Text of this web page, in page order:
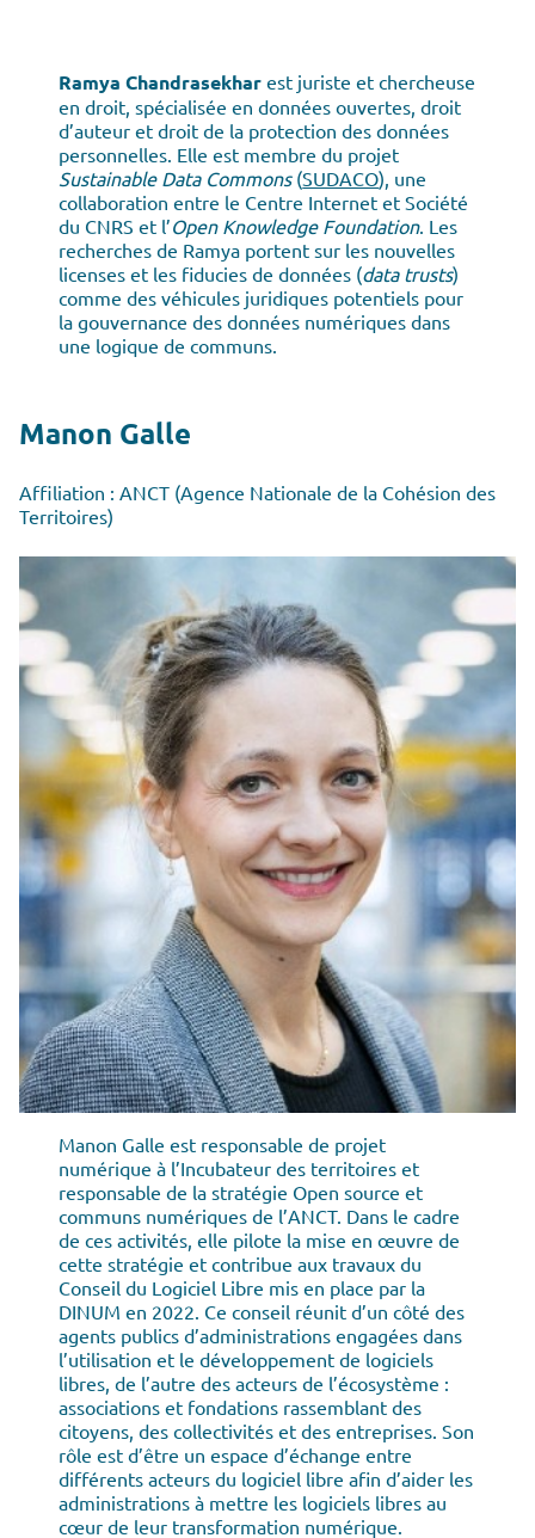
Ramya Chandrasekhar est juriste et chercheuse
en droit, spécialisée en données ouvertes, droit
d’auteur et droit de la protection des données
personnelles. Elle est membre du projet
Sustainable Data Commons(SUDACO), une
collaboration entre le Centre Internet et Société
du CNRS et l’Open Knowledge Foundation. Les
recherches de Ramya portent sur les nouvelles
licenses et les fiducies de données (data trusts)
comme des véhicules juridiques potentiels pour
la gouvernance des données numériques dans
une logique de communs.
Manon Galle
Affiliation : ANCT (Agence Nationale de la Cohésion des
Territoires)
Manon Galle est responsable de projet
numérique à l’Incubateur des territoires et
responsable de la stratégie Open source et
communs numériques de l’ANCT. Dans le cadre
de ces activités, elle pilote la mise en œuvre de
cette stratégie et contribue aux travaux du
Conseil du Logiciel Libre mis en place par la
DINUM en 2022. Ce conseil réunit d’un côté des
agents publics d’administrations engagées dans
l’utilisation et le développement de logiciels
libres, de l’autre des acteurs de l’écosystème :
associations et fondations rassemblant des
citoyens, des collectivités et des entreprises. Son
rôle est d’être un espace d’échange entre
différents acteurs du logiciel libre afin d’aider les
administrations à mettre les logiciels libres au
cœur de leur transformation numérique.